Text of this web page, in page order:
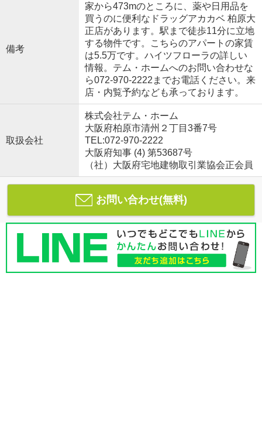
備考
家から473mのところに、薬や日用品を
買うのに便利なドラッグアカカベ 柏原大
正店があります。駅まで徒歩11分に立地
する物件です。こちらのアパートの家賃
は5.5万です。ハイツフローラの詳しい
情報。テム・ホームへのお問い合わせな
ら072-970-2222までお電話ください。来
店・内覧予約なども承っております。
取扱会社
株式会社テム・ホーム
大阪府柏原市清州２丁目3番7号
TEL:072-970-2222
大阪府知事 (4) 第53687号
（社）大阪府宅地建物取引業協会正会員
お問い合わせ(無料)